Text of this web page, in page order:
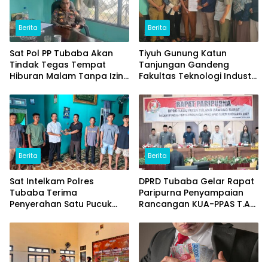
Berita
Sat Pol PP Tubaba Akan
Tindak Tegas Tempat
Hiburan Malam Tanpa Izin
Berita
Tiyuh Gunung Katun
Tanjungan Gandeng
Fakultas Teknologi Industri
Potensi Ikan Lomou
Menjadi Prodak Unggulan
Berita
Sat Intelkam Polres
Tubaba Terima
Penyerahan Satu Pucuk
Masyarakat
Berita
DPRD Tubaba Gelar Rapat
Paripurna Penyampaian
Rancangan KUA-PPAS T.A